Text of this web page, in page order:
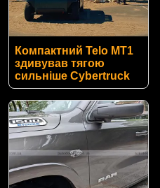
Компактний Telo MT1
здивував тягою
сильніше Cybertruck